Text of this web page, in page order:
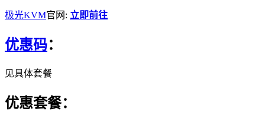
极光KVM官网: 立即前往
优惠码：
见具体套餐
优惠套餐：